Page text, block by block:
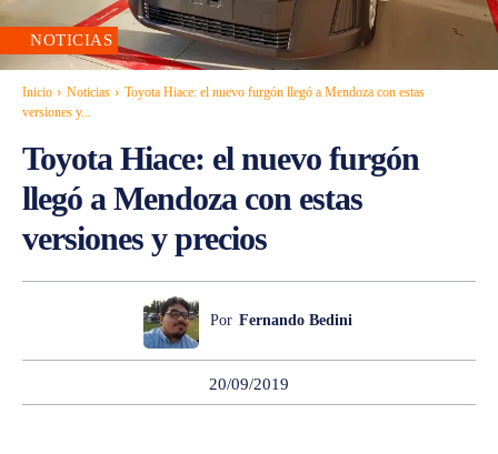
NOTICIAS
Inicio Noticias
Toyota Hiace: el nuevo furgón llegó a Mendoza con estas
versiones y...
Toyota Hiace: el nuevo furgón
llegó a Mendoza con estas
versiones y precios
Por Fernando Bedini
20/09/2019